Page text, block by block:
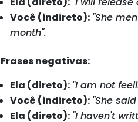
Você (indireto): "She
month".
Frases negativas:
Ela (direto): "I am not
Você (indireto): "She
Ela (direto): "I haven't